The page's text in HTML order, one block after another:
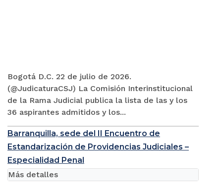
Bogotá D.C. 22 de julio de 2026.
(@JudicaturaCSJ) La Comisión Interinstitucional
de la Rama Judicial publica la lista de las y los
36 aspirantes admitidos y los...
Barranquilla, sede del II Encuentro de
Estandarización de Providencias Judiciales –
Especialidad Penal
Más detalles